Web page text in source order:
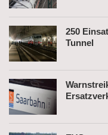
250
Tunnel